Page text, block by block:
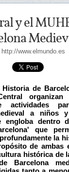
y el
http://www.elmundo.es
de
actividades
a niños
engloba dentro
que
la
de ambas
histórica de
Barcelona